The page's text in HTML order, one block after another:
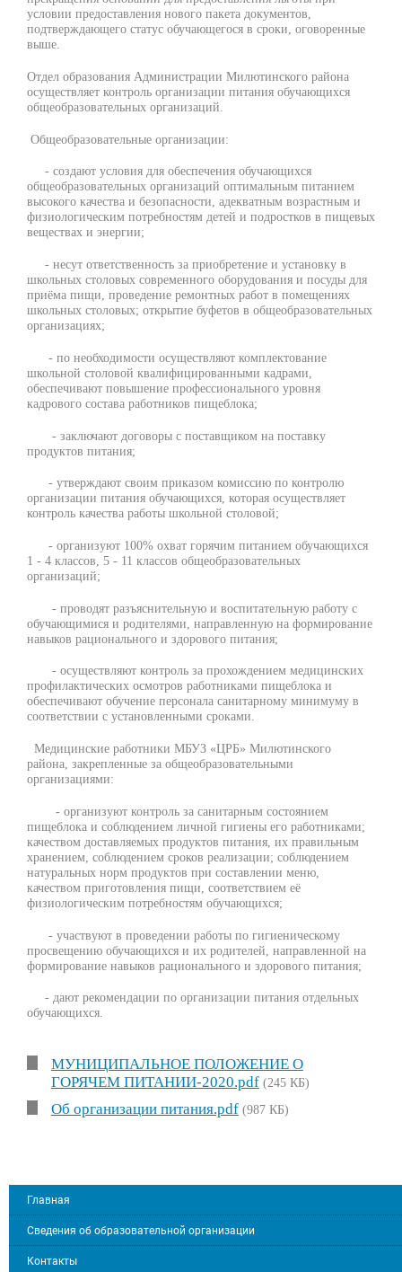
условии предоставления нового пакета документов,
подтверждающего статус обучающегося в сроки, оговоренные
выше.
Отдел образования Администрации Милютинского района
осуществляет контроль организации питания обучающихся
общеобразовательных организаций.
Общеобразовательные организации:
- создают условия для обеспечения обучающихся
общеобразовательных организаций оптимальным питанием
высокого качества и безопасности, адекватным возрастным и
физиологическим потребностям детей и подростков в пищевых
веществах и энергии;
- несут ответственность за приобретение и установку в
школьных столовых современного оборудования и посуды для
приёма пищи, проведение ремонтных работ в помещениях
школьных столовых; открытие буфетов в общеобразовательных
организациях;
- по необходимости осуществляют комплектование
школьной столовой квалифицированными кадрами,
обеспечивают повышение профессионального уровня
кадрового состава работников пищеблока;
- заключают договоры с поставщиком на поставку
продуктов питания;
- утверждают своим приказом комиссию по контролю
организации питания обучающихся, которая осуществляет
контроль качества работы школьной столовой;
- организуют 100% охват горячим питанием обучающихся
1 - 4 классов, 5 - 11 классов общеобразовательных
организаций;
- проводят разъяснительную и воспитательную работу с
обучающимися и родителями, направленную на формирование
навыков рационального и здорового питания;
- осуществляют контроль за прохождением медицинских
профилактических осмотров работниками пищеблока и
обеспечивают обучение персонала санитарному минимуму в
соответствии с установленными сроками.
Медицинские работники МБУЗ «ЦРБ» Милютинского
района, закрепленные за общеобразовательными
организациями:
- организуют контроль за санитарным состоянием
пищеблока и соблюдением личной гигиены его работниками;
качеством доставляемых продуктов питания, их правильным
хранением, соблюдением сроков реализации; соблюдением
натуральных норм продуктов при составлении меню,
качеством приготовления пищи, соответствием её
физиологическим потребностям обучающихся;
- участвуют в проведении работы по гигиеническому
просвещению обучающихся и их родителей, направленной на
формирование навыков рационального и здорового питания;
- дают рекомендации по организации питания отдельных
обучающихся.
МУНИЦИПАЛЬНОЕ ПОЛОЖЕНИЕ О
ГОРЯЧЕМ ПИТАНИИ-2020.pdf (245 КБ)
Об организации питания.pdf (987 КБ)
Главная
Сведения об образовательной организации
Контакты